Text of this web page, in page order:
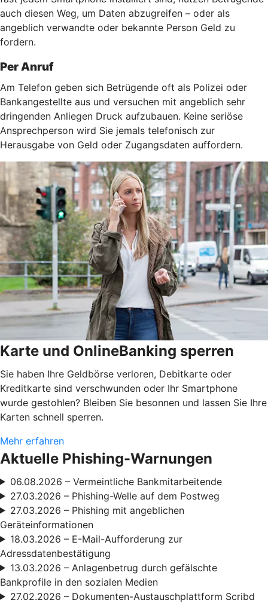
auch diesen Weg, um Daten abzugreifen – oder als
angeblich verwandte oder bekannte Person Geld zu
fordern.
Per Anruf
Am Telefon geben sich Betrügende oft als Polizei oder
Bankangestellte aus und versuchen mit angeblich sehr
dringenden Anliegen Druck aufzubauen. Keine seriöse
Ansprechperson wird Sie jemals telefonisch zur
Herausgabe von Geld oder Zugangsdaten auffordern.
Karte und OnlineBanking sperren
Sie haben Ihre Geldbörse verloren, Debitkarte oder
Kreditkarte sind verschwunden oder Ihr Smartphone
wurde gestohlen? Bleiben Sie besonnen und lassen Sie Ihre
Karten schnell sperren.
Mehr erfahren
Aktuelle Phishing-Warnungen
06.08.2026 – Vermeintliche Bankmitarbeitende
27.03.2026 – Phishing-Welle auf dem Postweg
27.03.2026 – Phishing mit angeblichen
Geräteinformationen
18.03.2026 – E-Mail-Aufforderung zur
Adressdatenbestätigung
13.03.2026 – Anlagenbetrug durch gefälschte
Bankprofile in den sozialen Medien
27.02.2026 – Dokumenten-Austauschplattform Scribd